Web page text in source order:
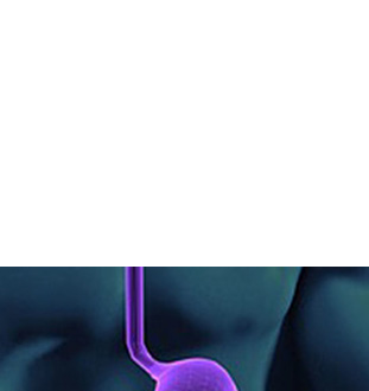
である内視鏡検査で、ごく小さなポリ